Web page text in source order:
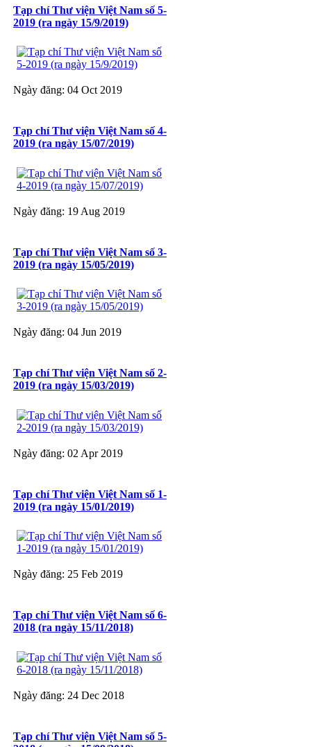
Tạp chí Thư viện Việt Nam số 5-
2019 (ra ngày 15/9/2019)
Ngày đăng: 04 Oct 2019
Tạp chí Thư viện Việt Nam số 4-
2019 (ra ngày 15/07/2019)
Ngày đăng: 19 Aug 2019
Tạp chí Thư viện Việt Nam số 3-
2019 (ra ngày 15/05/2019)
Ngày đăng: 04 Jun 2019
Tạp chí Thư viện Việt Nam số 2-
2019 (ra ngày 15/03/2019)
Ngày đăng: 02 Apr 2019
Tạp chí Thư viện Việt Nam số 1-
2019 (ra ngày 15/01/2019)
Ngày đăng: 25 Feb 2019
Tạp chí Thư viện Việt Nam số 6-
2018 (ra ngày 15/11/2018)
Ngày đăng: 24 Dec 2018
Tạp chí Thư viện Việt Nam số 5-